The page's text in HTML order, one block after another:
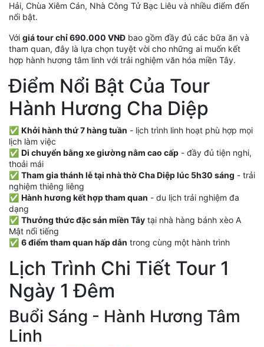
Hải, Chùa Xiêm Cán, Nhà Công Tử Bạc Liêu và nhiều điểm đến
nổi bật.
Với giá tour chỉ 690.000 VNĐ bao gồm đầy đủ các bữa ăn và
tham quan, đây là lựa chọn tuyệt vời cho những ai muốn kết
hợp hành hương tâm linh với trải nghiệm văn hóa miền Tây.
Điểm Nổi Bật Của Tour
Hành Hương Cha Diệp
✅ Khởi hành thứ 7 hàng tuần - lịch trình linh hoạt phù hợp mọi
lịch làm việc
✅ Di chuyển bằng xe giường nằm cao cấp - đầy đủ tiện nghi,
thoải mái
✅ Tham gia thánh lễ tại nhà thờ Cha Diệp lúc 5h30 sáng - trải
nghiệm thiêng liêng
✅ Hành hương kết hợp tham quan - du lịch trải nghiệm đa
dạng
✅ Thưởng thức đặc sản miền Tây tại nhà hàng bánh xèo A
Mật nổi tiếng
✅ 6 điểm tham quan hấp dẫn trong cùng một hành trình
Lịch Trình Chi Tiết Tour 1
Ngày 1 Đêm
Buổi Sáng - Hành Hương Tâm
Linh